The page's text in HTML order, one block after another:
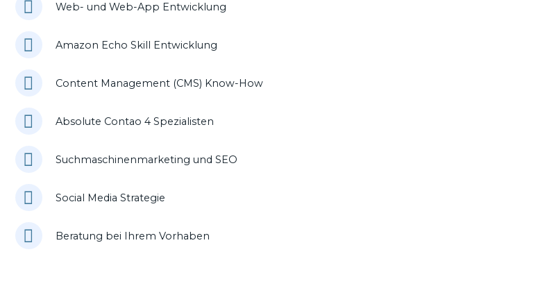
Web- und Web-App Entwicklung
Amazon Echo Skill Entwicklung
Content Management (CMS) Know-How
Absolute Contao 4 Spezialisten
Suchmaschinenmarketing und SEO
Social Media Strategie
Beratung bei Ihrem Vorhaben